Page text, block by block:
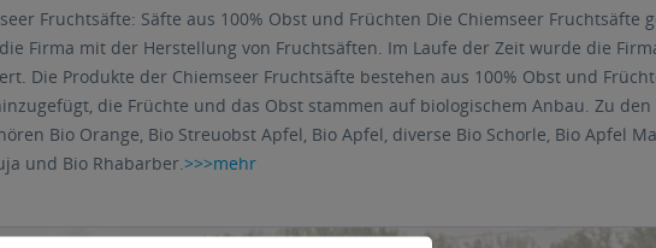
Fruchtsäfte: Säfte aus 100% Obst und Früchten Die Chiemseer Fruchtsäfte
Firma mit der Herstellung von Fruchtsäften. Im Laufe der Zeit wurde die
Die Produkte der Chiemseer Fruchtsäfte bestehen aus 100% Obst und
die Früchte und das Obst stammen auf biologischem Anbau. Zu den
Bio Orange, Bio Streuobst Apfel, Bio Apfel, diverse Bio Schorle, Bio Apfel
und Bio Rhabarber.>>>mehr